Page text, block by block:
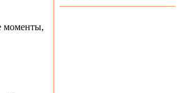
моменты,